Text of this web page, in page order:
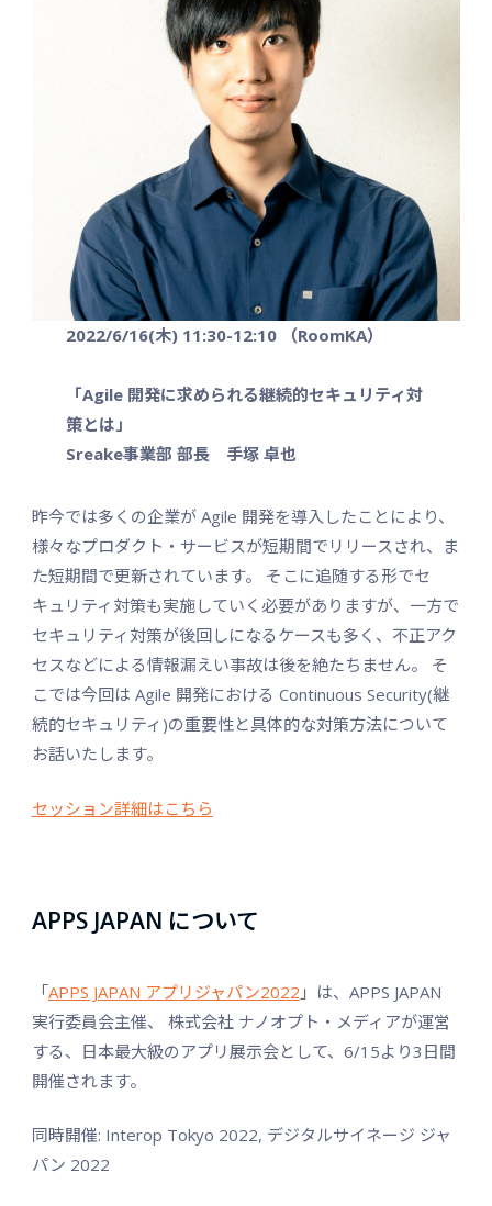
2022/6/16(木) 11:30-12:10 （RoomKA）
「Agile 開発に求められる継続的セキュリティ対
策とは」
Sreake事業部 部長 手塚 卓也
昨今では多くの企業が Agile 開発を導入したことにより、
様々なプロダクト・サービスが短期間でリリースされ、ま
た短期間で更新されています。 そこに追随する形でセ
キュリティ対策も実施していく必要がありますが、一方で
セキュリティ対策が後回しになるケースも多く、不正アク
セスなどによる情報漏えい事故は後を絶たちません。 そ
こでは今回は Agile 開発における Continuous Security(継
続的セキュリティ)の重要性と具体的な対策方法について
お話いたします。
セッション詳細はこちら
APPS JAPAN について
「APPS JAPAN アプリジャパン2022 」は、APPS JAPAN
実行委員会主催、 株式会社 ナノオプト・メディアが運営
する、日本最大級のアプリ展示会として、6/15より3日間
開催されます。
同時開催: Interop Tokyo 2022, デジタルサイネージ ジャ
パン 2022